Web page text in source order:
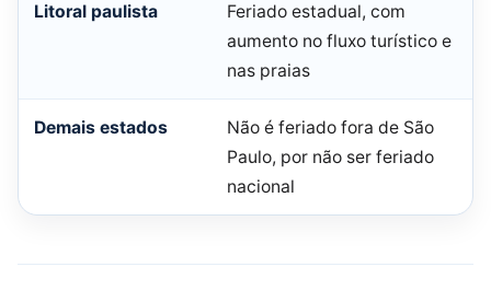
Litoral paulista
Feriado estadual, com
aumento no fluxo turístico e
nas praias
Demais estados
Não é feriado fora de São
Paulo, por não ser feriado
nacional